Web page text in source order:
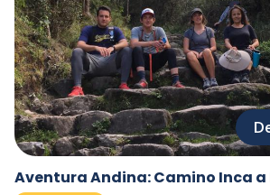
Aventura Andina: Camino Inca a